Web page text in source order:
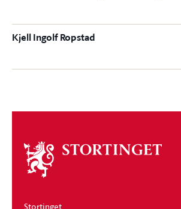
Kjell Ingolf Ropstad
Om
stortinget
Stortinget